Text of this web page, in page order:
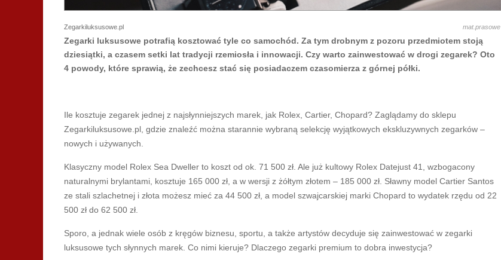
Zegarkiluksusowe.pl mat.prasowe
Zegarki luksusowe potrafią kosztować tyle co samochód. Za tym drobnym z pozoru przedmiotem stoją
dziesiątki, a czasem setki lat tradycji rzemiosła i innowacji. Czy warto zainwestować w drogi zegarek? Oto
4 powody, które sprawią, że zechcesz stać się posiadaczem czasomierza z górnej półki.
Ile kosztuje zegarek jednej z najsłynniejszych marek, jak Rolex, Cartier, Chopard? Zaglądamy do sklepu
Zegarkiluksusowe.pl, gdzie znaleźć można starannie wybraną selekcję wyjątkowych ekskluzywnych zegarków –
nowych i używanych.
Klasyczny model Rolex Sea Dweller to koszt od ok. 71 500 zł. Ale już kultowy Rolex Datejust 41, wzbogacony
naturalnymi brylantami, kosztuje 165 000 zł, a w wersji z żółtym złotem – 185 000 zł. Sławny model Cartier Santos
ze stali szlachetnej i złota możesz mieć za 44 500 zł, a model szwajcarskiej marki Chopard to wydatek rzędu od 22
500 zł do 62 500 zł.
Sporo, a jednak wiele osób z kręgów biznesu, sportu, a także artystów decyduje się zainwestować w zegarki
luksusowe tych słynnych marek. Co nimi kieruje? Dlaczego zegarki premium to dobra inwestycja?